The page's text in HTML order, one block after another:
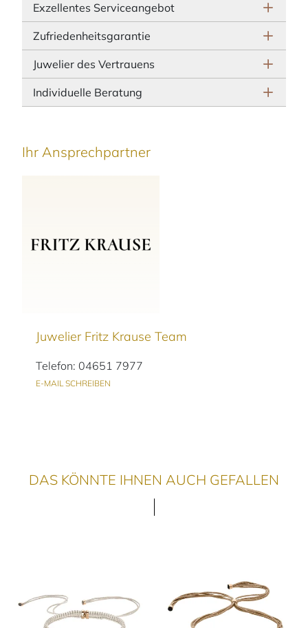
Ihr Ansprechpartner
Juwelier Fritz Krause Team
Telefon: 04651 7977
E-MAIL SCHREIBEN
Exzellentes Serviceangebot
Zufriedenheitsgarantie
Juwelier des Vertrauens
Individuelle Beratung
DAS KÖNNTE IHNEN AUCH GEFALLEN